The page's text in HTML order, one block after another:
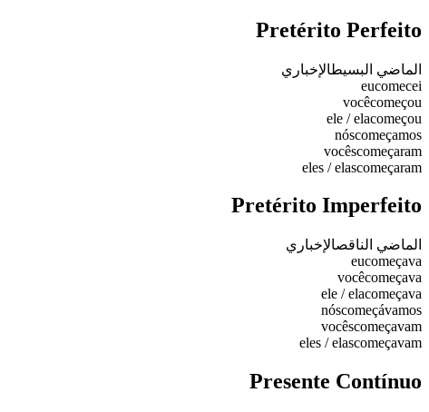
Pretérito Perfeito
الماضي البسيطالإخباري
eucomecei
vocêcomeçou
ele / elacomeçou
nóscomeçamos
vocêscomeçaram
eles / elascomeçaram
Pretérito Imperfeito
الماضي الناقصالإخباري
eucomeçava
vocêcomeçava
ele / elacomeçava
nóscomeçávamos
vocêscomeçavam
eles / elascomeçavam
Presente Contínuo